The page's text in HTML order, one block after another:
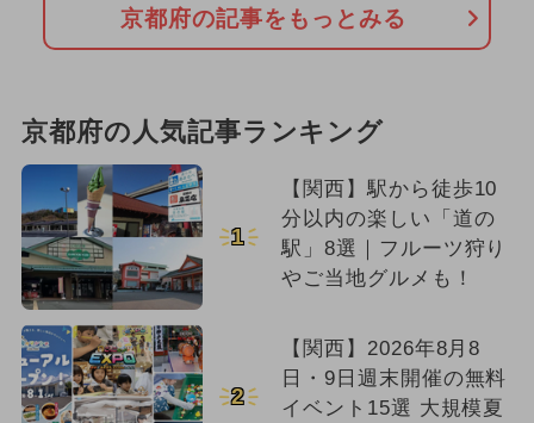
京都府の記事をもっとみる
京都府の人気記事ランキング
1
【関西】駅から徒歩10
分以内の楽しい「道の
駅」8選｜フルーツ狩り
やご当地グルメも！
2
【関西】2026年8月8
日・9日週末開催の無料
イベント15選 大規模夏